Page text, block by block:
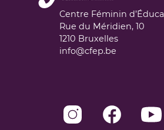
Centre Féminin
Rue du Méridien, 10
1210 Bruxelles
info@cfep.be